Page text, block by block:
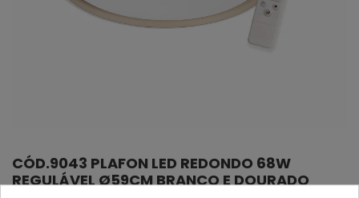
CÓD.9043 PLAFON LED REDONDO 68W
REGULÁVEL Ø59CM BRANCO E DOURADO